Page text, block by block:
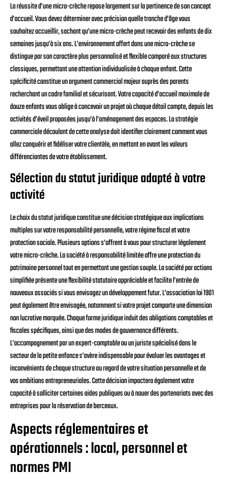
La réussite d’une micro-crèche repose largement sur la pertinence de son concept
d’accueil. Vous devez déterminer avec précision quelle tranche d’âge vous
souhaitez accueillir, sachant qu’une micro-crèche peut recevoir des enfants de dix
semaines jusqu’à six ans. L’environnement offert dans une micro-crèche se
distingue par son caractère plus personnalisé et flexible comparé aux structures
classiques, permettant une attention individualisée à chaque enfant. Cette
spécificité constitue un argument commercial majeur auprès des parents
recherchant un cadre familial et sécurisant. Votre capacité d’accueil maximale de
douze enfants vous oblige à concevoir un projet où chaque détail compte, depuis les
activités d’éveil proposées jusqu’à l’aménagement des espaces. La stratégie
commerciale découlant de cette analyse doit identifier clairement comment vous
allez conquérir et fidéliser votre clientèle, en mettant en avant les valeurs
différenciantes de votre établissement.
Sélection du statut juridique adapté à votre
activité
Le choix du statut juridique constitue une décision stratégique aux implications
multiples sur votre responsabilité personnelle, votre régime fiscal et votre
protection sociale. Plusieurs options s’offrent à vous pour structurer légalement
votre micro-crèche. La société à responsabilité limitée offre une protection du
patrimoine personnel tout en permettant une gestion souple. La société par actions
simplifiée présente une flexibilité statutaire appréciable et facilite l’entrée de
nouveaux associés si vous envisagez un développement futur. L’association loi 1901
peut également être envisagée, notamment si votre projet comporte une dimension
non lucrative marquée. Chaque forme juridique induit des obligations comptables et
fiscales spécifiques, ainsi que des modes de gouvernance différents.
L’accompagnement par un expert-comptable ou un juriste spécialisé dans le
secteur de la petite enfance s’avère indispensable pour évaluer les avantages et
inconvénients de chaque structure au regard de votre situation personnelle et de
vos ambitions entrepreneuriales. Cette décision impactera également votre
capacité à solliciter certaines aides publiques ou à nouer des partenariats avec des
entreprises pour la réservation de berceaux.
Aspects réglementaires et
opérationnels : local, personnel et
normes PMI